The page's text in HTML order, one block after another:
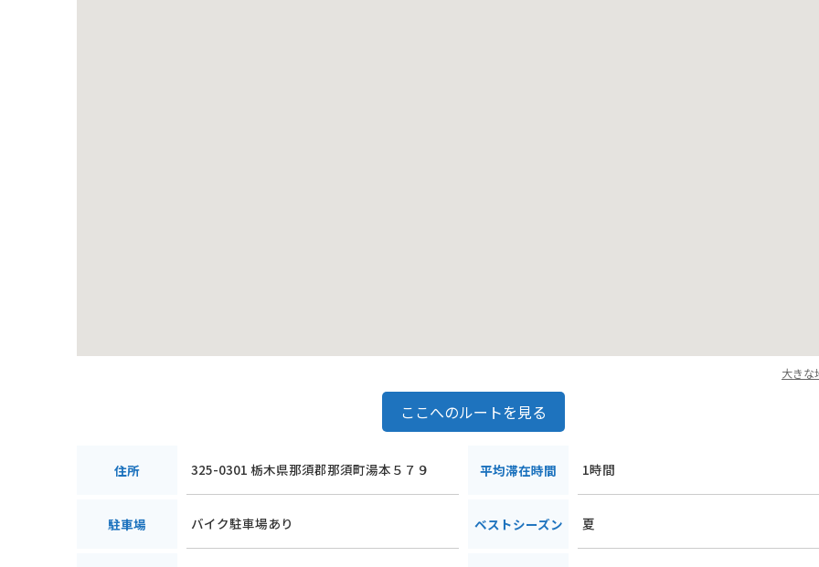
大きな
ここへのルートを見る
住所 325-0301 栃木県那須郡那須町湯本５７９ 平均滞在時間 1時間
駐車場 バイク駐車場あり ベストシーズン 夏